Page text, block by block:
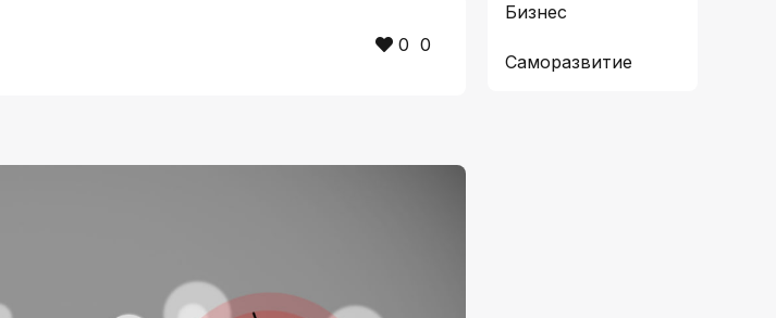
0 0
Бизнес
Саморазвитие